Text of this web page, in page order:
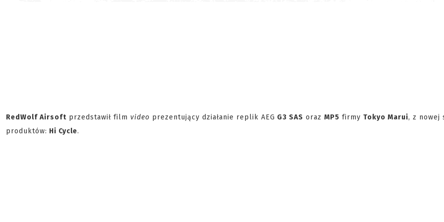
RedWolf Airsoft przedstawił film video prezentujący działanie replik AEG G3 SAS oraz MP5 firmy Tokyo Marui, z nowej
produktów: Hi Cycle.